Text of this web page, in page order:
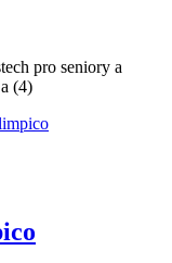
pro seniory a
(4)